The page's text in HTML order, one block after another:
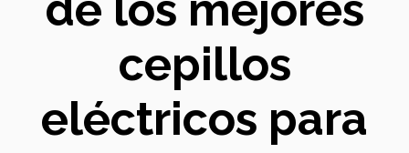
cepillos
eléctricos para